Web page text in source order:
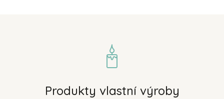
Produkty vlastní výroby